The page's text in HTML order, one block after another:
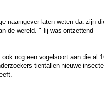
naamgever laten weten dat zijn
de wereld. "Hij was ontzettend
nog een vogelsoort aan die al
tientallen nieuwe